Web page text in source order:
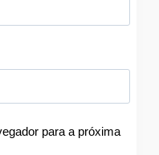
para a próxima